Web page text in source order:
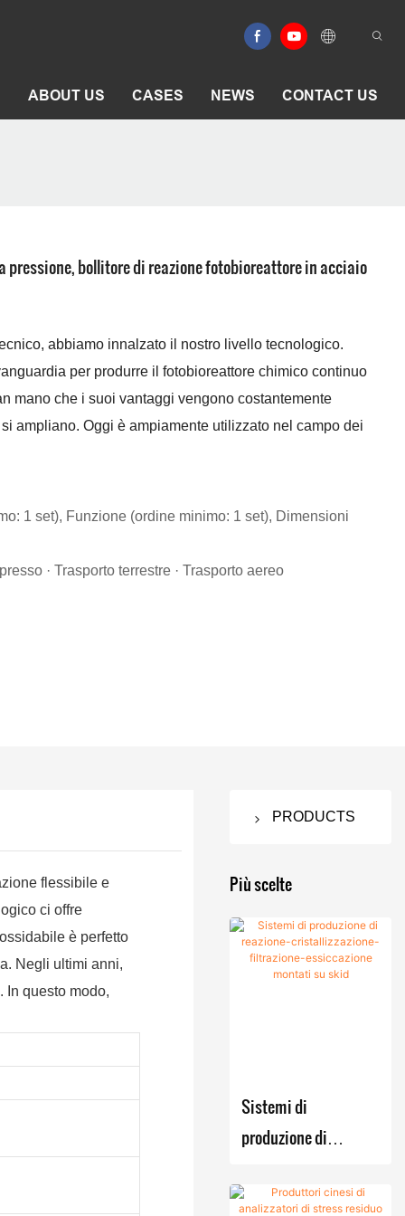
ABOUT US CASES NEWS CONTACT US
pressione, bollitore di reazione fotobioreattore in acciaio
abbiamo innalzato il nostro livello tecnologico.
per produrre il fotobioreattore chimico continuo
mano che i suoi vantaggi vengono costantemente
ampliano. Oggi è ampiamente utilizzato nel campo dei
1 set), Funzione (ordine minimo: 1 set), Dimensioni
· Trasporto terrestre · Trasporto aereo
flessibile e
ci offre
è perfetto
Negli ultimi anni,
In questo modo,
PRODUCTS
a filtro
Filtro
Nutsche
Nutsche
agitato /
ore
Macchina
per
ore
sottovuot
a doppio
per la
fermentazio
Bollitore
Miscelatore
Più scelte
Sistemi di
produzione di
cristallizzazione-